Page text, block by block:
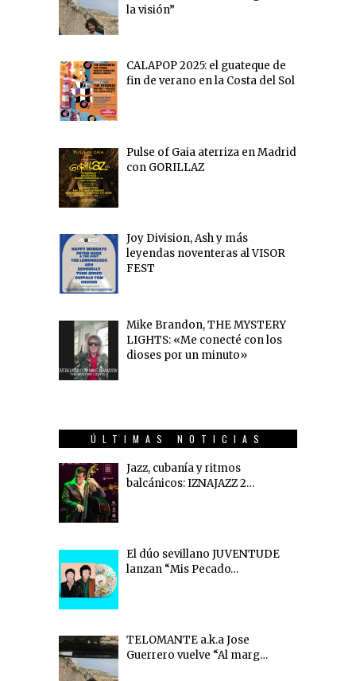
la visión”
CALAPOP 2025: el guateque de
fin de verano en la Costa del Sol
Pulse of Gaia aterriza en Madrid
con GORILLAZ
Joy Division, Ash y más
leyendas noventeras al VISOR
FEST
Mike Brandon, THE MYSTERY
LIGHTS: «Me conecté con los
dioses por un minuto»
ÚLTIMAS NOTICIAS
Jazz, cubanía y ritmos
balcánicos: IZNAJAZZ 2…
El dúo sevillano JUVENTUDE
lanzan “Mis Pecado…
TELOMANTE a.k.a Jose
Guerrero vuelve “Al marg…